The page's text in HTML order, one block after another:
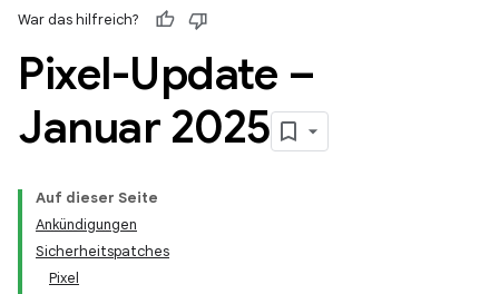
War das hilfreich?
Pixel-Update –
Januar 2025
Auf dieser Seite
Ankündigungen
Sicherheitspatches
Pixel